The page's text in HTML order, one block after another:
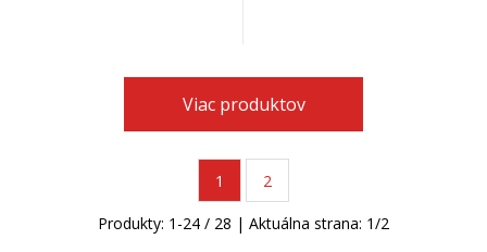
Viac produktov
1 2
Produkty: 1 -24 / 28 | Aktuálna strana: 1/2